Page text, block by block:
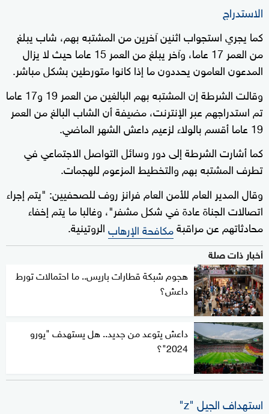
الاستدراج
كما يجري استجواب اثنين آخرين من المشتبه بهم، شاب يبلغ
من العمر 17 عاما، وآخر يبلغ من العمر 15 عاما حيث لا يزال
المدعون العامون يحددون ما إذا كانوا متورطين بشكل مباشر.
وقالت الشرطة إن المشتبه بهم البالغين من العمر 19 و17 عاما
تم استدراجهم عبر الإنترنت، مضيفة أن الشاب البالغ من العمر
19 عاما أقسم بالولاء لزعيم داعش الشهر الماضي.
كما أشارت الشرطة إلى دور وسائل التواصل الاجتماعي في
تطرف المشتبه بهم والتخطيط المزعوم للهجمات.
وقال المدير العام للأمن العام فرانز روف للصحفيين: "يتم إجراء
اتصالات الجناة عادة في شكل مشفر"، وغالبا ما يتم إخفاء
محادثاتهم عن مراقبةمكافحة الإرهابالروتينية.
أخبار ذات صلة
هجوم شبكة قطارات باريس.. ما احتمالات تورط
داعش؟
داعش يتوعد من جديد.. هل يستهدف "يورو
2024"؟
استهداف الجيل "z"